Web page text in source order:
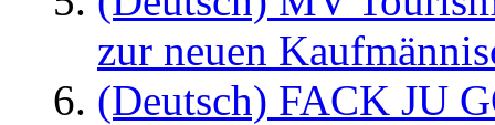
zur neuen
(Deutsch) FACK JU